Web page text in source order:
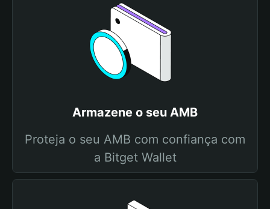
Armazene o seu AMB
Proteja o seu AMB com confiança com
a Bitget Wallet